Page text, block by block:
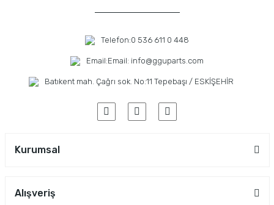
Telefon:0 536 611 0 448
Email:Email: info@gguparts.com
Batıkent mah. Çağrı sok. No:11 Tepebaşı / ESKİŞEHİR
Kurumsal
Alışveriş